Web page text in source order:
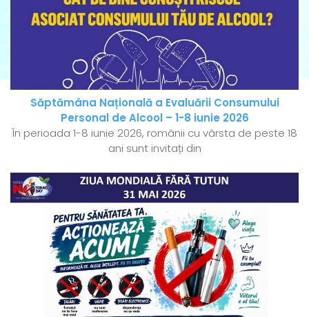
Săptămâna Națională a Evaluării Consumului
Personal de Alcool – 1-8 iunie 2026
În perioada 1-8 iunie 2026, românii cu vârsta de peste 18
ani sunt invitați din